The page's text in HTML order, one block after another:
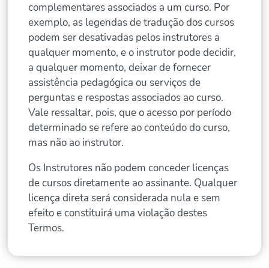
complementares associados a um curso. Por
exemplo, as legendas de tradução dos cursos
podem ser desativadas pelos instrutores a
qualquer momento, e o instrutor pode decidir,
a qualquer momento, deixar de fornecer
assistência pedagógica ou serviços de
perguntas e respostas associados ao curso.
Vale ressaltar, pois, que o acesso por período
determinado se refere ao conteúdo do curso,
mas não ao instrutor.
Os Instrutores não podem conceder licenças
de cursos diretamente ao assinante. Qualquer
licença direta será considerada nula e sem
efeito e constituirá uma violação destes
Termos.